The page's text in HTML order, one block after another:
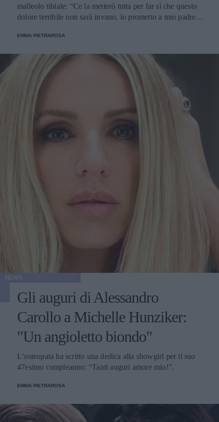
malleolo tibiale: “Ce la metterò tutta per far sì che questo
dolore terribile non sarà invano, lo prometto a mio padre e
EMMA PIETRAROSA
Gli auguri di Alessandro
Carollo a Michelle Hunziker:
"Un angioletto biondo"
L’osteopata ha scritto una dedica alla showgirl per il suo
47esimo compleanno: “Tanti auguri amore mio!”.
EMMA PIETRAROSA